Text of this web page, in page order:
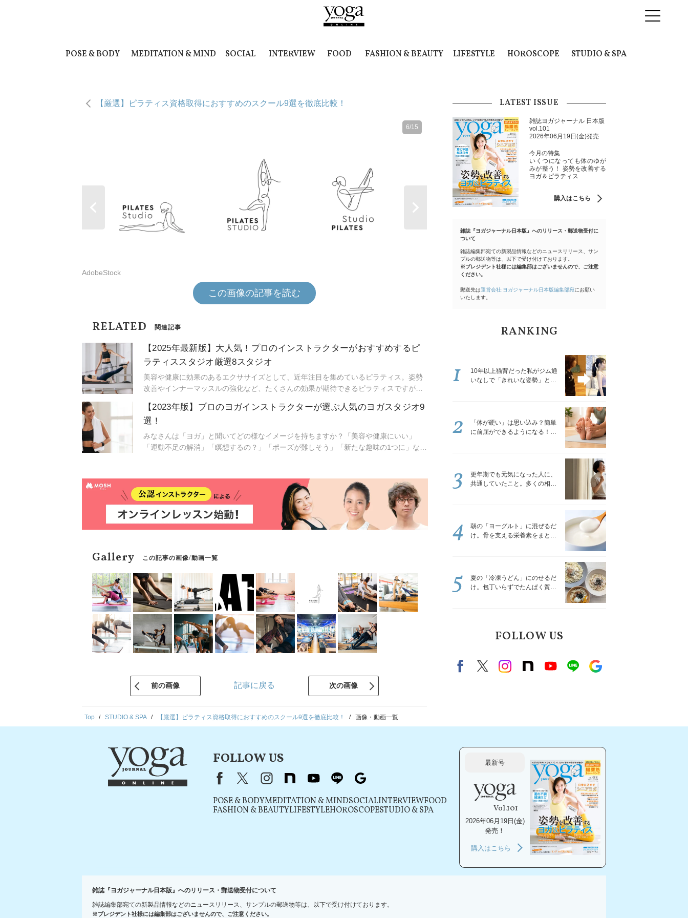
POSE & BODY MEDITATION & MIND SOCIAL INTERVIEW FOOD FASHION & BEAUTY LIFESTYLE HOROSCOPE STUDIO & SPA
【厳選】ピラティス資格取得におすすめのスクール9選を徹底比較！
6/15
AdobeStock
この画像の記事を読む
RELATED 関連記事
【2025年最新版】大人気！プロのインストラクターがおすすめするピ
ラティススタジオ厳選8スタジオ
美容や健康に効果のあるエクササイズとして、近年注目を集めているピラティス。姿勢
改善やインナーマッスルの強化など、たくさんの効果が期待できるピラティスですが、
2025年最新のピラティススタジオの中からプロのインストラクターが厳選した８教室を
紹介します。皆さんが自信を持って選べるピラティススタジオを見つける手助けとなれ
ば幸いです。
【2023年版】プロのヨガインストラクターが選ぶ人気のヨガスタジオ9
選！
みなさんは「ヨガ」と聞いてどの様なイメージを持ちますか？「美容や健康にいい」
「運動不足の解消」「瞑想するの？」「ポーズが難しそう」「新たな趣味の1つに」など
たら誰でもすぐに始めることができるのがヨガの良さの1つ。でも、こんなにたくさんヨ
ガスタジオがあると、どのスタジオが良いのか、どういった基準で選べば良いのか迷っ
てしまいますよね。今回はヨガジャーナル読者アンケートで選ばれたおすすめヨガスタ
ジオ10選を紹介します。
Gallery この記事の画像/動画一覧
前の画像 記事に戻る 次の画像
Top STUDIO & SPA 【厳選】ピラティス資格取得におすすめのスクール9選を徹底比較！ 画像・動画一覧
LATEST ISSUE
雑誌ヨガジャーナル 日本版
vol.101
2026年06月19日(金)発売
今月の特集
いくつになっても体のゆが
みが整う！ 姿勢を改善する
ヨガ＆ピラティス
購入はこちら
雑誌『ヨガジャーナル日本版』へのリリース・郵送物受付に
ついて
雑誌編集部宛ての新製品情報などのニュースリリース、サン
プルの郵送物等は、以下で受け付けております。
※プレジデント社様には編集部はございませんので、ご注意
ください。
郵送先は運営会社:ヨガジャーナル日本版編集部宛にお願い
いたします。
RANKING
10年以上猫背だった私がジム通
いなしで「きれいな姿勢」と褒
1
「体が硬い」は思い込み？簡単
に前屈ができるようになる！腿
2
更年期でも元気になった人に、
共通していたこと。多くの相談
3
朝の「ヨーグルト」に混ぜるだ
け。骨を支える栄養素をまとめ
4
夏の「冷凍うどん」にのせるだ
け。包丁いらずでたんぱく質を
5
FOLLOW US
FacebookX（旧twitter）
instagram
note Youtubeline
FOLLOW US
FacebookX（旧Twitter）
instagram
note youtube line
POSE & BODYMEDITATION & MINDSOCIALINTERVIEWFOOD
FASHION & BEAUTYLIFESTYLEHOROSCOPESTUDIO & SPA
最新号
Vol.101
2026年06月19日(金)
発売！
購入はこちら
雑誌『ヨガジャーナル日本版』へのリリース・郵送物受付について
雑誌編集部宛ての新製品情報などのニュースリリース、サンプルの郵送物等は、以下で受け付けております。
※プレジデント社様には編集部はございませんので、ご注意ください。